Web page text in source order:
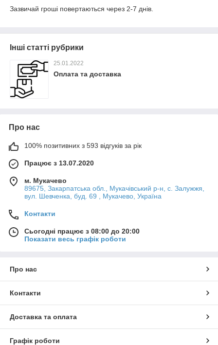
Зазвичай гроші повертаються через 2-7 днів.
Інші статті рубрики
25.01.2022
Оплата та доставка
Про нас
100% позитивних з 593 відгуків за рік
Працює з 13.07.2020
м. Мукачево
89675, Закарпатська обл., Мукачівський р-н, с. Залужжя,
вул. Шевченка, буд. 69 , Мукачево, Україна
Контакти
Сьогодні працює з 08:00 до 20:00
Показати весь графік роботи
Про нас
Контакти
Доставка та оплата
Графік роботи